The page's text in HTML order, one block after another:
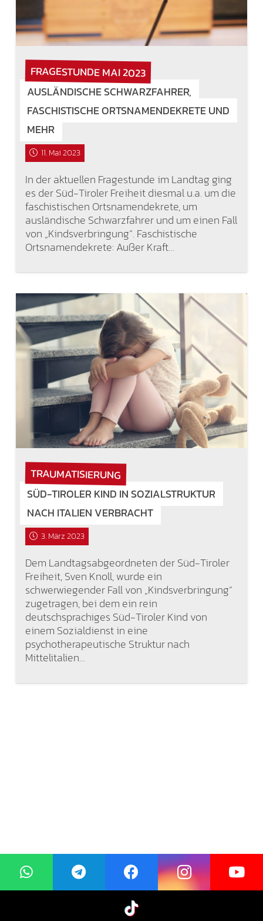
FRAGESTUNDE MAI 2023
AUSLÄNDISCHE SCHWARZFAHRER,
FASCHISTISCHE ORTSNAMENDEKRETE UND
MEHR
11. Mai 2023
In der aktuellen Fragestunde im Landtag ging
es der Süd-Tiroler Freiheit diesmal u.a. um die
faschistischen Ortsnamendekrete, um
ausländische Schwarzfahrer und um einen Fall
von „Kindsverbringung“. Faschistische
Ortsnamendekrete: Außer Kraft…
TRAUMATISIERUNG
SÜD-TIROLER KIND IN SOZIALSTRUKTUR
NACH ITALIEN VERBRACHT
3. März 2023
Dem Landtagsabgeordneten der Süd-Tiroler
Freiheit, Sven Knoll, wurde ein
schwerwiegender Fall von „Kindsverbringung“
zugetragen, bei dem ein rein
deutschsprachiges Süd-Tiroler Kind von
einem Sozialdienst in eine
psychotherapeutische Struktur nach
Mittelitalien…